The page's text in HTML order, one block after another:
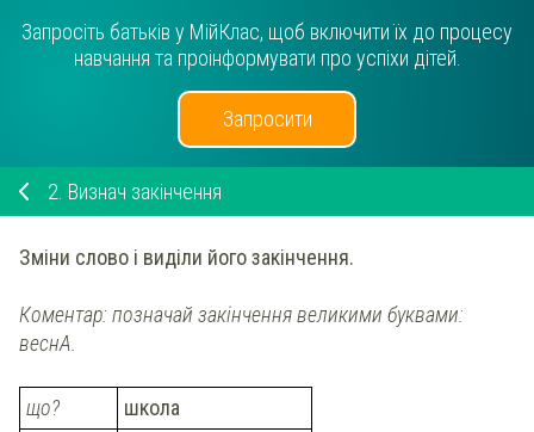
Запросіть батьків у МійКлас, щоб включити їх до процесу
навчання та проінформувати про успіхи дітей.
Запросити
2. Визнач закінчення
Зміни слово і виділи його закінчення.
Коментар: позначай закінчення великими буквами:
веснА.
що? школа